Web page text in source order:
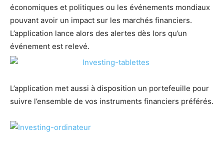
économiques et politiques ou les événements mondiaux
pouvant avoir un impact sur les marchés financiers.
L’application lance alors des alertes dès lors qu’un
événement est relevé.
L’application met aussi à disposition un portefeuille pour
suivre l’ensemble de vos instruments financiers préférés.